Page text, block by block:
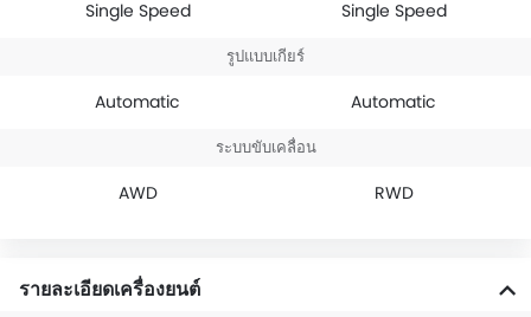
Single Speed Single Speed
รูปแบบเกียร์
Automatic Automatic
ระบบขับเคลื่อน
AWD RWD
รายละเอียดเครื่องยนต์